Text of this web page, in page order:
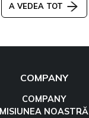
A VEDEA TOT
COMPANY
COMPANY
MISIUNEA NOASTRĂ